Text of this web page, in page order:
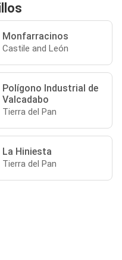
Monfarracinos
Castile and León
Polígono Industrial de
Valcadabo
Tierra del Pan
La Hiniesta
Tierra del Pan